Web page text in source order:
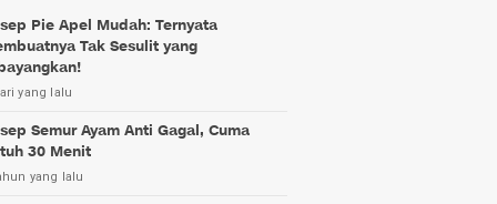
Pie Apel Mudah: Ternyata
Tak Sesulit yang
yang lalu
Semur Ayam Anti Gagal, Cuma
30 Menit
yang lalu